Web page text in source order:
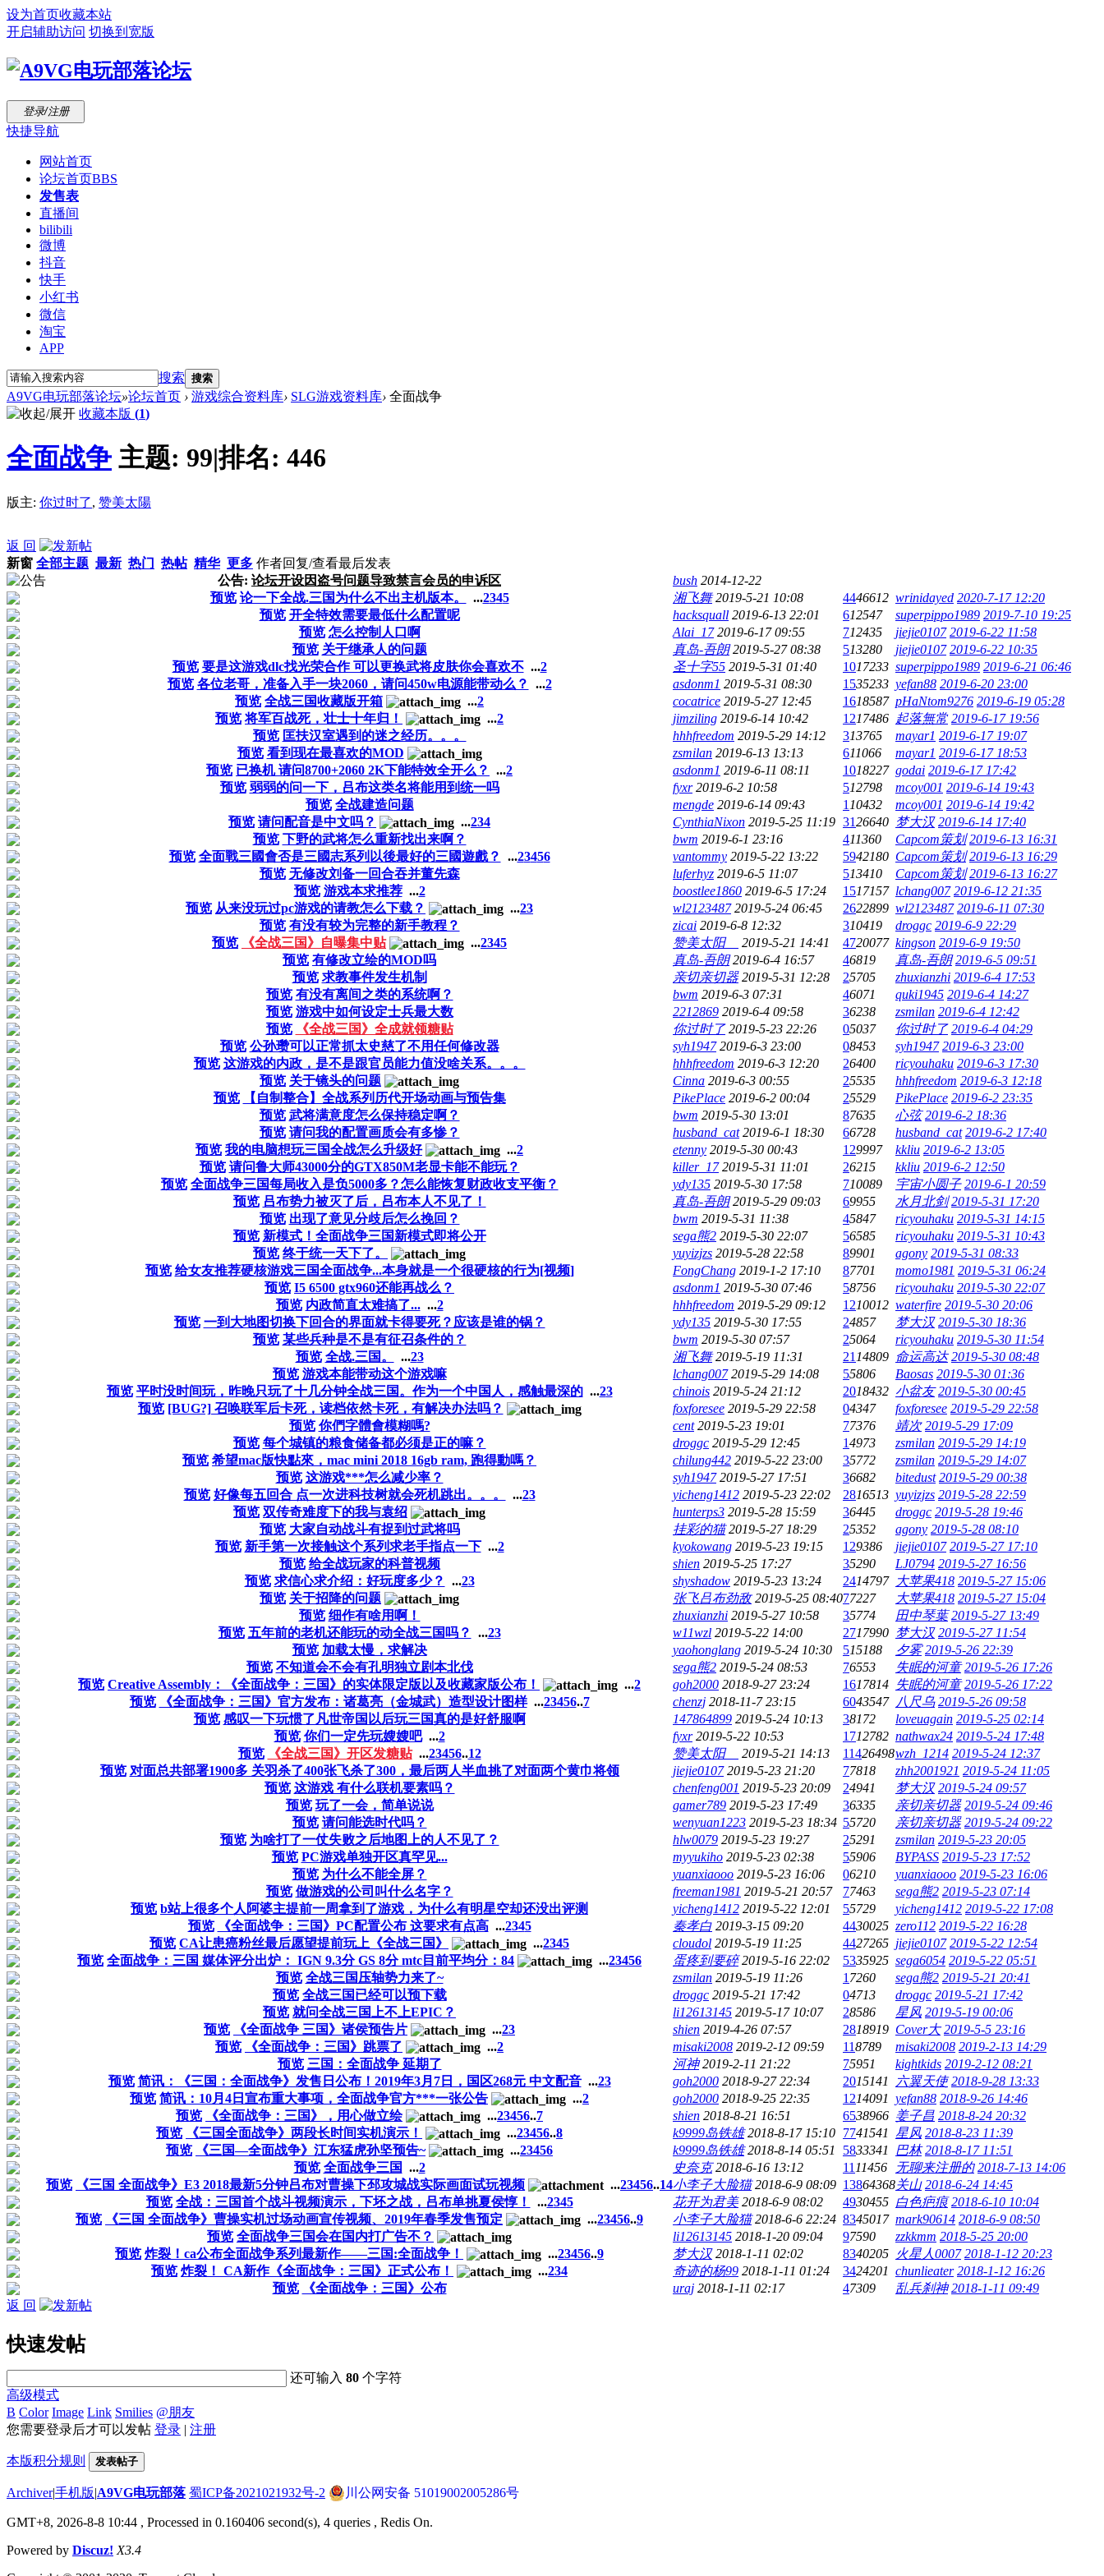
设为首页收藏本站
开启辅助访问 切换到宽版
登录/注册
快捷导航
网站首页
论坛首页BBS
发售表
直播间
bilibili
微博
抖音
快手
小红书
微信
淘宝
APP
搜索 搜索
A9VG电玩部落论坛»论坛首页 › 游戏综合资料库› SLG游戏资料库› 全面战争
收藏本版 (1)
全面战争 主题: 99|排名: 446
版主: 你过时了, 赞美太陽
返 回
新窗 全部主题 最新 热门 热帖 精华 更多 作者回复/查看最后发表
公告: 论坛开设因盗号问题导致禁言会员的申诉区 bush 2014-12-22
预览 论一下全战.三国为什么不出主机版本。 ...2345 湘飞舞 2019-5-21 10:08 4446612 wrinidayed 2020-7-17 12:20
预览 开全特效需要最低什么配置呢 hacksquall 2019-6-13 22:01 612547 superpippo1989 2019-7-10 19:25
预览 怎么控制人口啊 Alai_17 2019-6-17 09:55 712435 jiejie0107 2019-6-22 11:58
预览 关于继承人的问题 真岛-吾朗 2019-5-27 08:38 513280 jiejie0107 2019-6-22 10:35
预览 要是这游戏dlc找光荣合作 可以更换武将皮肤你会喜欢不 ...2 圣十字55 2019-5-31 01:40 1017233 superpippo1989 2019-6-21 06:46
预览 各位老哥，准备入手一块2060，请问450w电源能带动么？ ...2 asdonm1 2019-5-31 08:30 1535233 yefan88 2019-6-20 23:00
预览 全战三国收藏版开箱 ...2 cocatrice 2019-5-27 12:45 1618587 pHaNtom9276 2019-6-19 05:28
预览 将军百战死，壮士十年归！ ...2 jimziling 2019-6-14 10:42 1217486 起落無常 2019-6-17 19:56
预览 匡扶汉室遇到的迷之经历。。。 hhhfreedom 2019-5-29 14:12 313765 mayar1 2019-6-17 19:07
预览 看到现在最喜欢的MOD zsmilan 2019-6-13 13:13 611066 mayar1 2019-6-17 18:53
预览 已换机 请问8700+2060 2K下能特效全开么？ ...2 asdonm1 2019-6-11 08:11 1018227 godai 2019-6-17 17:42
预览 弱弱的问一下，吕布这类名将能用到统一吗 fyxr 2019-6-2 10:58 512798 mcoy001 2019-6-14 19:43
预览 全战建造问题 mengde 2019-6-14 09:43 1 10432 mcoy001 2019-6-14 19:42
预览 请问配音是中文吗？ ...234 CynthiaNixon 2019-5-25 11:19 3126640 梦大汉 2019-6-14 17:40
预览 下野的武将怎么重新找出来啊？ bwm 2019-6-1 23:16 411360 Capcom策划 2019-6-13 16:31
预览 全面戰三國會否是三國志系列以後最好的三國遊戲？ ...23456 vantommy 2019-5-22 13:22 5942180 Capcom策划 2019-6-13 16:29
预览 无修改刘备一回合吞并董先森 luferhyz 2019-6-5 11:07 513410 Capcom策划 2019-6-13 16:27
预览 游戏本求推荐 ...2 boostlee1860 2019-6-5 17:24 1517157 lchang007 2019-6-12 21:35
预览 从来没玩过pc游戏的请教怎么下载？ ...23 wl2123487 2019-5-24 06:45 2622899 wl2123487 2019-6-11 07:30
预览 有没有较为完整的新手教程？ zicai 2019-6-8 12:32 310419 droggc 2019-6-9 22:29
预览
《全战三国》自曝集中贴 ...2345 赞美太阳 2019-5-21 14:41 4720077 kingson 2019-6-9 19:50
预览 有修改立绘的MOD吗 真岛-吾朗 2019-6-4 16:57 46819 真岛-吾朗 2019-6-5 09:51
预览 求教事件发生机制 亲切亲切器 2019-5-31 12:28 25705 zhuxianzhi 2019-6-4 17:53
预览 有没有离间之类的系统啊？ bwm 2019-6-3 07:31 46071 quki1945 2019-6-4 14:27
预览 游戏中如何设定士兵最大数 2212869 2019-6-4 09:58 36238 zsmilan 2019-6-4 12:42
预览
《全战三国》全成就领糖贴 你过时了 2019-5-23 22:26 05037 你过时了 2019-6-4 04:29
预览 公孙瓒可以正常抓太史慈了不用任何修改器 syh1947 2019-6-3 23:00 08453 syh1947 2019-6-3 23:00
预览 这游戏的内政，是不是跟官员能力值没啥关系。。。 hhhfreedom 2019-6-3 12:20 26400 ricyouhaku 2019-6-3 17:30
预览 关于镜头的问题 Cinna 2019-6-3 00:55 25535 hhhfreedom 2019-6-3 12:18
预览
【自制整合】全战系列历代开场动画与预告集 PikePlace 2019-6-2 00:04 25529 PikePlace 2019-6-2 23:35
预览 武将满意度怎么保持稳定啊？ bwm 2019-5-30 13:01 87635 心弦 2019-6-2 18:36
预览 请问我的配置画质会有多惨？ husband_cat 2019-6-1 18:30 66728 husband_cat 2019-6-2 17:40
预览 我的电脑想玩三国全战怎么升级好 ...2 etenny 2019-5-30 00:43 129997 kkliu 2019-6-2 13:05
预览 请问鲁大师43000分的GTX850M老显卡能不能玩？ killer_17 2019-5-31 11:01 26215 kkliu 2019-6-2 12:50
预览 全面战争三国每局收入是负5000多？怎么能恢复财政收支平衡？ ydy135 2019-5-30 17:58 710089 宇宙小圆子 2019-6-1 20:59
预览 吕布势力被灭了后，吕布本人不见了！ 真岛-吾朗 2019-5-29 09:03 69955 水月北剑 2019-5-31 17:20
预览 出现了意见分歧后怎么挽回？ bwm 2019-5-31 11:38 45847 ricyouhaku 2019-5-31 14:15
预览 新模式！全面战争三国新模式即将公开 sega熊2 2019-5-30 22:07 56585 ricyouhaku 2019-5-31 10:43
预览 终于统一天下了。 yuyizjzs 2019-5-28 22:58 89901 agony 2019-5-31 08:33
预览 给女友推荐硬核游戏三国全面战争...本身就是一个很硬核的行为[视频] FongChang 2019-1-2 17:10 87701 momo1981 2019-5-31 06:24
预览 I5 6500 gtx960还能再战么？ asdonm1 2019-5-30 07:46 58756 ricyouhaku 2019-5-30 22:07
预览 内政简直太难搞了... ...2 hhhfreedom 2019-5-29 09:12 1210012 waterfire 2019-5-30 20:06
预览 一到大地图切换下回合的界面就卡得要死？应该是谁的锅？ ydy135 2019-5-30 17:55 24857 梦大汉 2019-5-30 18:36
预览 某些兵种是不是有征召条件的？ bwm 2019-5-30 07:57 25064 ricyouhaku 2019-5-30 11:54
预览 全战.三国。 ...23 湘飞舞 2019-5-19 11:31 21 14809 命运高达 2019-5-30 08:48
预览 游戏本能带动这个游戏嘛 lchang007 2019-5-29 14:08 55806 Baosas 2019-5-30 01:36
预览 平时没时间玩，昨晚只玩了十几分钟全战三国。作为一个中国人，感触最深的 ...23 chinois 2019-5-24 21:12 2018432 小盆友 2019-5-30 00:45
预览 [BUG?] 召唤联军后卡死，读档依然卡死，有解决办法吗？ foxforesee 2019-5-29 22:58 04347 foxforesee 2019-5-29 22:58
预览 你們字體會模糊嗎? cent 2019-5-23 19:01 77376 靖次 2019-5-29 17:09
预览 每个城镇的粮食储备都必须是正的嘛？ droggc 2019-5-29 12:45 14973 zsmilan 2019-5-29 14:19
预览 希望mac版快點來，mac mini 2018 16gb ram, 跑得動嗎？ chilung442 2019-5-22 23:00 35772 zsmilan 2019-5-29 14:07
预览 这游戏***怎么减少率？ syh1947 2019-5-27 17:51 36682 bitedust 2019-5-29 00:38
预览 好像每五回合 点一次进科技树就会死机跳出。。。 ...23 yicheng1412 2019-5-23 22:02 2816513 yuyizjzs 2019-5-28 22:59
预览 双传奇难度下的我与袁绍 hunterps3 2019-5-28 15:59 36445 droggc 2019-5-28 19:46
预览 大家自动战斗有捉到过武将吗 挂彩的猫 2019-5-27 18:29 25352 agony 2019-5-28 08:10
预览 新手第一次接触这个系列求老手指点一下 ...2 kyokowang 2019-5-23 19:15 129386 jiejie0107 2019-5-27 17:10
预览 给全战玩家的科普视频 shien 2019-5-25 17:27 35290 LJ0794 2019-5-27 16:56
预览 求信心求介绍：好玩度多少？ ...23 shyshadow 2019-5-23 13:24 2414797 大苹果418 2019-5-27 15:06
预览 关于招降的问题 张飞吕布劲敌 2019-5-25 08:4077227 大苹果418 2019-5-27 15:04
预览 细作有啥用啊！ zhuxianzhi 2019-5-27 10:58 35774 田中琴葉 2019-5-27 13:49
预览 五年前的老机还能玩的动全战三国吗？ ...23 w11wzl 2019-5-22 14:00 2717990 梦大汉 2019-5-27 11:54
预览 加载太慢，求解决 yaohonglang 2019-5-24 10:30 515188 夕雾 2019-5-26 22:39
预览 不知道会不会有孔明独立剧本北伐 sega熊2 2019-5-24 08:53 76553 失眠的河童 2019-5-26 17:26
预览 Creative Assembly：《全面战争：三国》的实体限定版以及收藏家版公布！ ...2 goh2000 2018-9-27 23:24 1617814 失眠的河童 2019-5-26 17:22
预览
《全面战争：三国》官方发布：诸葛亮（金城武）造型设计图样 ...23456..7 chenzj 2018-11-7 23:15 6043547 八尺乌 2019-5-26 09:58
预览 感叹一下玩惯了凡世帝国以后玩三国真的是好舒服啊 147864899 2019-5-24 10:13 38172 loveuagain 2019-5-25 02:14
预览 你们一定先玩嫂嫂吧 ...2 fyxr 2019-5-22 10:53 1712782 nathwax24 2019-5-24 17:48
预览
《全战三国》开区发糖贴 ...23456..12 赞美太阳 2019-5-21 14:13 11426498wzh_1214 2019-5-24 12:37
预览 对面总共部署1900多 关羽杀了400张飞杀了300，最后两人半血挑了对面两个黄巾将领 jiejie0107 2019-5-23 21:20 77818 zhh2001921 2019-5-24 11:05
预览 这游戏 有什么联机要素吗？ chenfeng001 2019-5-23 20:09 24941 梦大汉 2019-5-24 09:57
预览 玩了一会，简单说说 gamer789 2019-5-23 17:49 36335 亲切亲切器 2019-5-24 09:46
预览 请问能选时代吗？ wenyuan1223 2019-5-23 18:34 55720 亲切亲切器 2019-5-24 09:22
预览 为啥打了一仗失败之后地图上的人不见了？ hlw0079 2019-5-23 19:27 25291 zsmilan 2019-5-23 20:05
预览 PC游戏单独开区真罕见... myyukiho 2019-5-23 02:38 55906 BYPASS 2019-5-23 17:52
预览 为什么不能全屏？ yuanxiaooo 2019-5-23 16:06 06210 yuanxiaooo 2019-5-23 16:06
预览 做游戏的公司叫什么名字？ freeman1981 2019-5-21 20:57 77463 sega熊2 2019-5-23 07:14
预览 b站上很多个人阿婆主提前一周拿到了游戏，为什么有明星空却还没出评测 yicheng1412 2019-5-22 12:01 55729 yicheng1412 2019-5-22 17:08
预览
《全面战争：三国》PC配置公布 这要求有点高 ...2345 秦孝白 2019-3-15 09:20 4430025 zero112 2019-5-22 16:28
预览 CA让患癌粉丝最后愿望提前玩上《全战三国》 ...2345 cloudol 2019-5-19 11:25 4427265 jiejie0107 2019-5-22 12:54
预览 全面战争：三国 媒体评分出炉： IGN 9.3分 GS 8分 mtc目前平均分：84 ...23456 蛋疼到要碎 2019-5-16 22:02 5335925 sega6054 2019-5-22 05:51
预览 全战三国压轴势力来了~ zsmilan 2019-5-19 11:26 1 7260 sega熊2 2019-5-21 20:41
预览 全战三国已经可以预下载 droggc 2019-5-21 17:42 04713 droggc 2019-5-21 17:42
预览 就问全战三国上不上EPIC？ li12613145 2019-5-17 10:07 28586 星风 2019-5-19 00:06
预览
《全面战争 三国》诸侯预告片 ...23 shien 2019-4-26 07:57 2818919 Cover大 2019-5-5 23:16
预览
《全面战争：三国》跳票了 ...2 misaki2008 2019-2-12 09:59 118789 misaki2008 2019-2-13 14:29
预览 三国：全面战争 延期了 河神 2019-2-11 21:22 75951 kightkids 2019-2-12 08:21
预览 简讯：《三国：全面战争》发售日公布！2019年3月7日，国区268元 中文配音 ...23 goh2000 2018-9-27 22:34 2015141 六翼天使 2018-9-28 13:33
预览 简讯：10月4日宣布重大事项，全面战争官方***一张公告 ...2 goh2000 2018-9-25 22:35 1214091 yefan88 2018-9-26 14:46
预览
《全面战争：三国》，用心做立绘 ...23456..7 shien 2018-8-21 16:51 6538966 姜子昌 2018-8-24 20:32
预览
《三国全面战争》两段长时间实机演示！ ...23456..8 k9999岛铁雄 2018-8-17 15:10 7741541 星风 2018-8-23 11:39
预览
《三国—全面战争》江东猛虎孙坚预告~ ...23456 k9999岛铁雄 2018-8-14 05:51 5833341 巴林 2018-8-17 11:51
预览 全面战争三国 ...2 史奈克 2018-6-16 13:12 11 11456 无聊来注册的 2018-7-13 14:06
预览
《三国 全面战争》E3 2018最新5分钟吕布对曹操下邳攻城战实际画面试玩视频 ...23456..14小李子大脸猫 2018-6-9 08:09 13864368关山 2018-6-24 14:45
预览 全战：三国首个战斗视频演示，下坯之战，吕布单挑夏侯惇！ ...2345 花开为君美 2018-6-9 08:02 4930455 白色疤痕 2018-6-10 10:04
预览
《三国 全面战争》曹操实机过场动画宣传视频、2019年春季发售预定 ...23456..9 小李子大脸猫 2018-6-6 22:24 8345017 mark90614 2018-6-9 08:50
预览 全面战争三国会在国内打广告不？ li12613145 2018-1-20 09:04 97590 zzkkmm 2018-5-25 20:00
预览 炸裂！ca公布全面战争系列最新作——三国:全面战争！ ...23456..9 梦大汉 2018-1-11 02:02 8340205 火星人0007 2018-1-12 20:23
预览 炸裂！ CA新作《全面战争：三国》正式公布！ ...234 奇迹的杨99 2018-1-11 01:24 3424201 chunlieater 2018-1-12 16:26
预览
《全面战争：三国》公布 uraj 2018-1-11 02:17 47309 乱兵刹神 2018-1-11 09:49
返 回
快速发帖
还可输入80 个字符
高级模式
B Color Image Link Smilies @朋友
您需要登录后才可以发帖 登录 | 注册
本版积分规则 发表帖子
Archiver|手机版|A9VG电玩部落 蜀ICP备2021021932号-2 川公网安备 51019002005286号
GMT+8, 2026-8-8 10:44 , Processed in 0.160406 second(s), 4 queries , Redis On.
Powered by Discuz! X3.4